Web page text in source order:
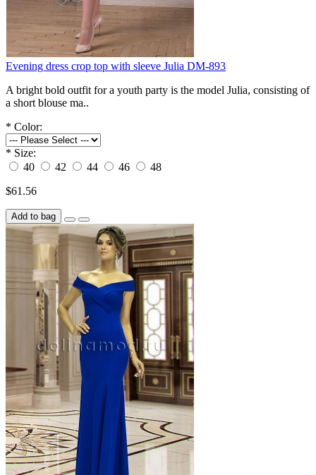
Evening dress crop top with sleeve Julia DM-893
A bright bold outfit for a youth party is the model Julia, consisting of
a short blouse ma..
* Color:
* Size:
40
42 44 46
48
$61.56
Add to bag